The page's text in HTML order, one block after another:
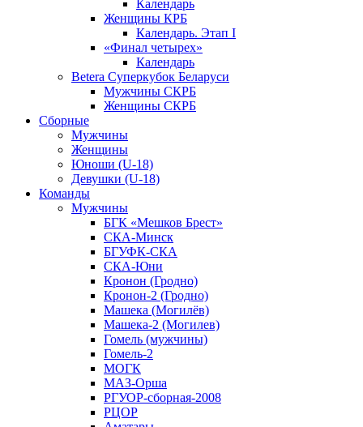
Календарь
Женщины КРБ
Календарь. Этап I
«Финал четырех»
Календарь
Betera Суперкубок Беларуси
Мужчины СКРБ
Женщины СКРБ
Сборные
Мужчины
Женщины
Юноши (U-18)
Девушки (U-18)
Команды
Мужчины
БГК «Мешков Брест»
СКА-Минск
БГУФК-СКА
СКА-Юни
Кронон (Гродно)
Кронон-2 (Гродно)
Машека (Могилёв)
Машека-2 (Могилев)
Гомель (мужчины)
Гомель-2
МОГК
МАЗ-Орша
РГУОР-сборная-2008
РЦОР